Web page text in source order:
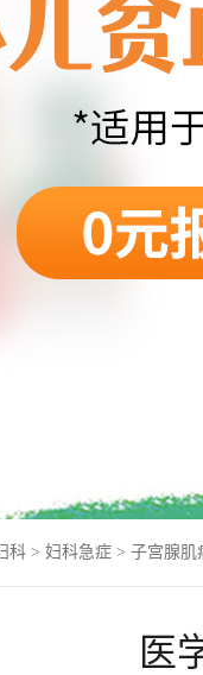
科 > 妇科急症 > 子宫腺肌
医